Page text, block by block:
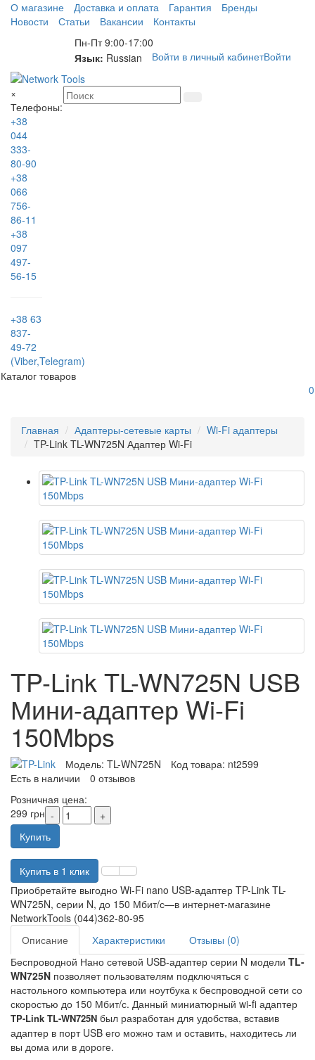
О магазине Доставка и оплата Гарантия
Бренды
Новости
Статьи Вакансии
Контакты
Пн-Пт 9:00-17:00
Язык: Russian Войти в личный кабинетВойти
×
Телефоны:
+38
044
333-
80-90
+38
066
756-
86-11
+38
097
497-
56-15
+38 63
837-
49-72
(Viber,Telegram)
Каталог товаров
0
Главная Адаптеры-сетевые карты
Wi-Fi адаптеры
TP-Link TL-WN725N Адаптер Wi-Fi
TP-Link TL-WN725N USB
Мини-адаптер Wi-Fi
150Mbps
Модель: TL-WN725N Код товара: nt2599
Есть в наличии
0 отзывов
Розничная цена:
299 грн
Купить
Купить в 1 клик
Приобретайте выгодно Wi-Fi nano USB-адаптер TP-Link TL-
WN725N, серии N, до 150 Мбит/с—в интернет-магазине
NetworkTools (044)362-80-95
Описание
Характеристики
Отзывы (0)
Беспроводной Нано сетевой USB-адаптер серии N модели TL-
WN725N позволяет пользователям подключяться с
настольного компьютера или ноутбука к беспроводной сети со
скоростью до 150 Мбит/с. Данный миниатюрный wi-fi адаптер
TP-Link TL-WN725N был разработан для удобства, вставив
адаптер в порт USB его можно там и оставить, находитесь ли
вы дома или в дороге.